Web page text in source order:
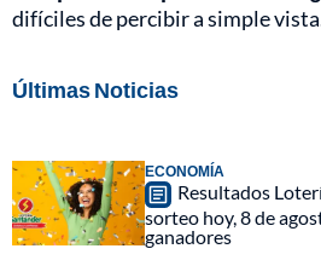
difíciles de percibir a simple
Últimas Noticias
ECONOMÍA
Resultados
sorteo hoy, 8 de
ganadores